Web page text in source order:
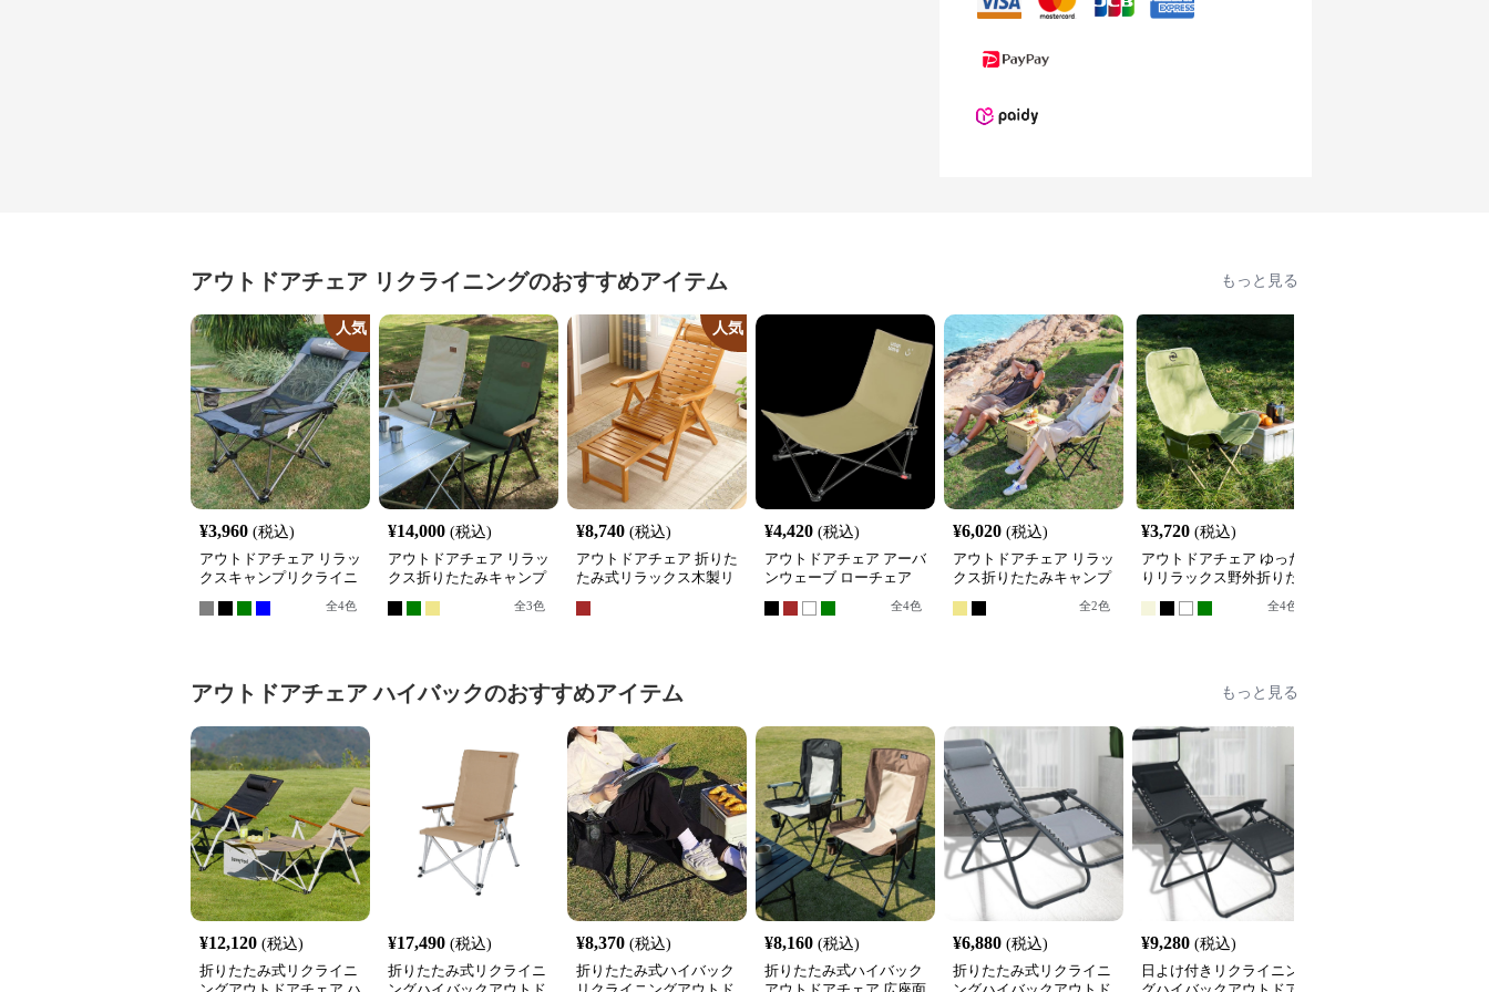
アウトドアチェア リクライニングのおすすめアイテム もっと見る
人気
¥3,960 (税込)
アウトドアチェア リラッ
クスキャンプリクライニ
全4色
¥14,000 (税込)
アウトドアチェア リラッ
クス折りたたみキャンプ
全3色
人気
¥8,740 (税込)
アウトドアチェア 折りた
たみ式リラックス木製リ
¥4,420 (税込)
アウトドアチェア アーバ
ンウェーブ ローチェア
全4色
¥6,020 (税込)
アウトドアチェア リラッ
クス折りたたみキャンプ
全2色
¥3,720 (税込)
アウトドアチェア ゆった
りリラックス野外折りた
全4色
アウトドアチェア ハイバックのおすすめアイテム もっと見る
¥12,120 (税込)
折りたたみ式リクライニ
¥17,490 (税込)
折りたたみ式リクライニ
¥8,370 (税込)
折りたたみ式ハイバック
¥8,160 (税込)
折りたたみ式ハイバック
¥6,880 (税込)
折りたたみ式リクライニ
¥9,280 (税込)
日よけ付きリクライニン